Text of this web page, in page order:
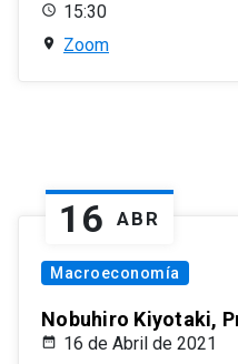
15:30
Zoom
16 ABR
Macroeconomía
Nobuhiro Kiyotaki,
16 de Abril de 2021